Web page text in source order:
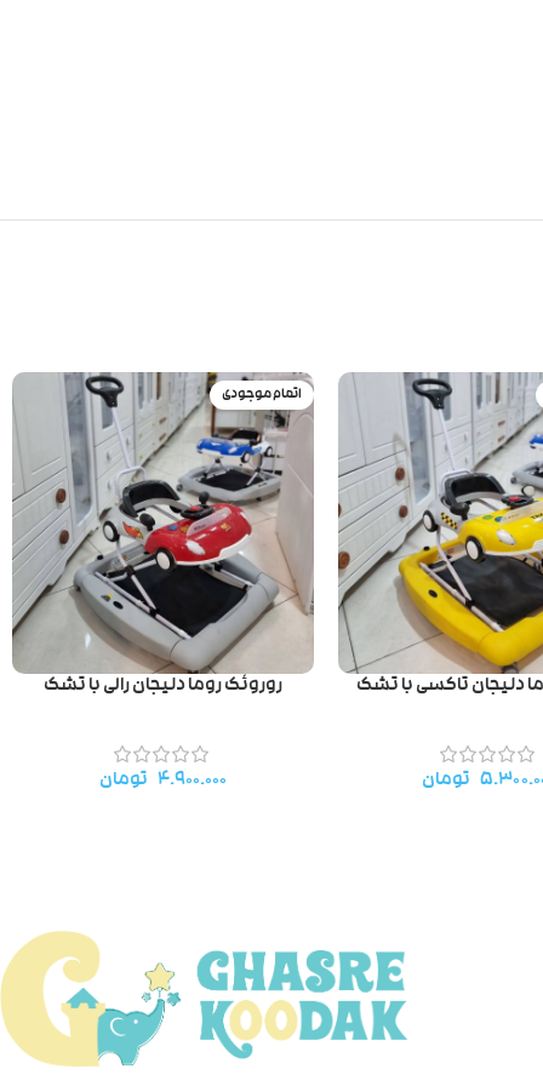
دلیجان تاکسی با تشک
تومان
اتمام موجودی
روروئک روما دلیجان رالی با تشک
۴.۹۰۰.۰۰۰ تومان